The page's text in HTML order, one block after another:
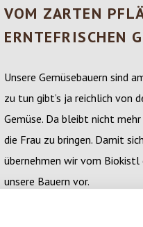
VOM ZARTEN
ERNTEFRISCHEN
Unsere Gemüsebauern sind
zu tun gibt’s ja reichlich von
Gemüse. Da bleibt nicht
die Frau zu bringen. Damit
übernehmen wir vom
unsere Bauern vor.